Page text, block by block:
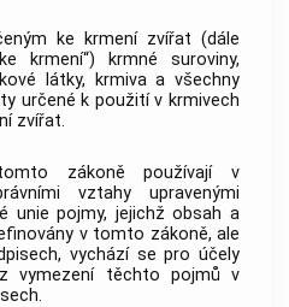
ke krmení zvířat (dále
krmení“) krmné suroviny,
látky, krmiva a všechny
určené k použití v krmivech
zvířat.
zákoně používají v
vztahy upravenými
unie pojmy, jejichž obsah a
v tomto zákoně, ale
vychází se pro účely
vymezení těchto pojmů v